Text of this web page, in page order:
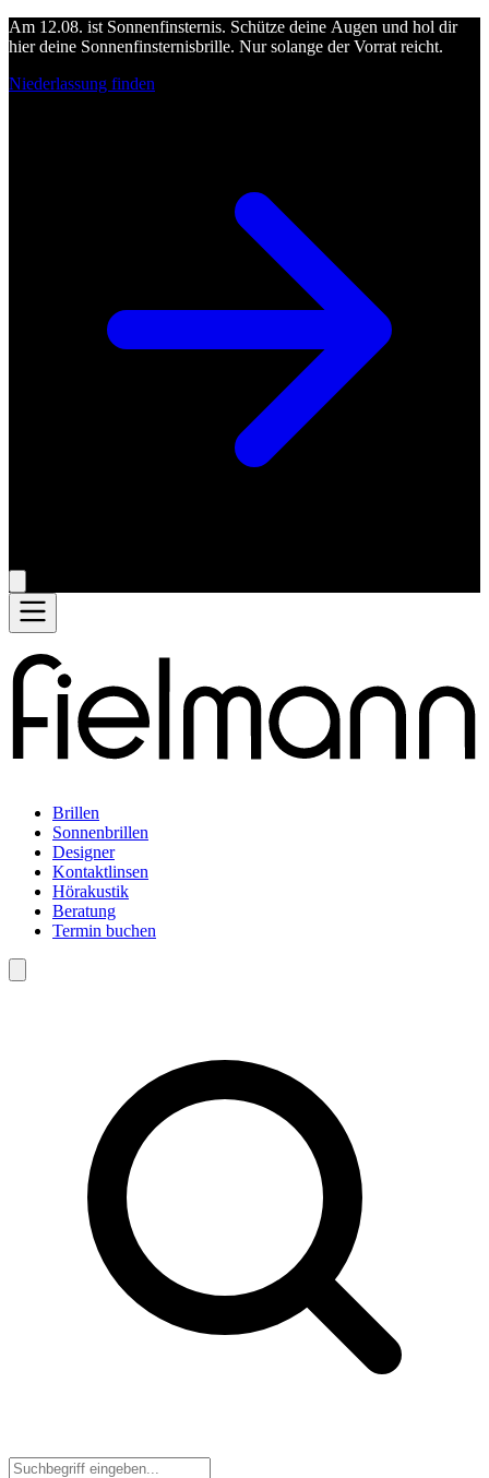
Am 12.08. ist Sonnenfinsternis. Schütze deine Augen und hol dir
hier deine Sonnenfinsternisbrille. Nur solange der Vorrat reicht.
Niederlassung finden
Brillen
Sonnenbrillen
Designer
Kontaktlinsen
Hörakustik
Beratung
Termin buchen